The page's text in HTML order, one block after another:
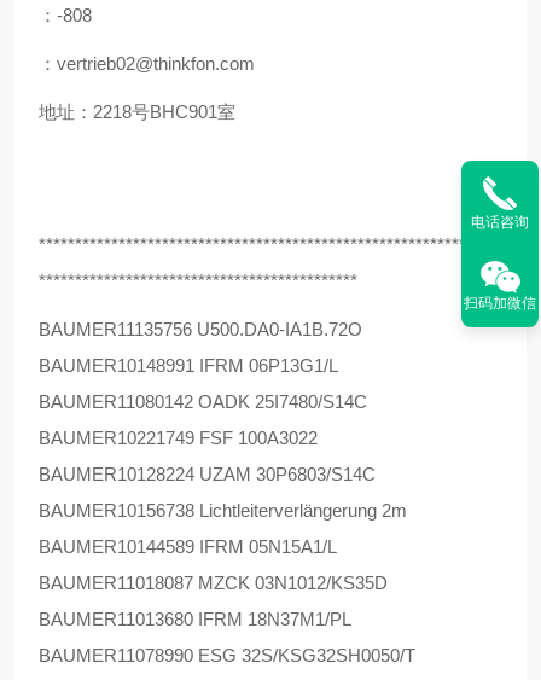
：-808
：vertrieb02@thinkfon.com
地址：2218号BHC901室
****************************************************************
********************************************
BAUMER11135756 U500.DA0-IA1B.72O
BAUMER10148991 IFRM 06P13G1/L
BAUMER11080142 OADK 25I7480/S14C
BAUMER10221749 FSF 100A3022
BAUMER10128224 UZAM 30P6803/S14C
BAUMER10156738 Lichtleiterverlängerung 2m
BAUMER10144589 IFRM 05N15A1/L
BAUMER11018087 MZCK 03N1012/KS35D
BAUMER11013680 IFRM 18N37M1/PL
BAUMER11078990 ESG 32S/KSG32SH0050/T
电话咨询
扫码加微信